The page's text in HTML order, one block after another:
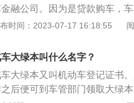
融公司。因为是贷款购车，
还清车贷前把车卖掉，所以
定要拿到，俗称绿本。绿本
机动车所有人，和过户次数，
后，一直跟随车辆到报废。二
张新发票，就那张白颜色薄
时间：2023-07-17 16:18:55
大绿本叫什么名字？
大绿本又叫机动车登记证书
之后便可到车管部门领取大绿